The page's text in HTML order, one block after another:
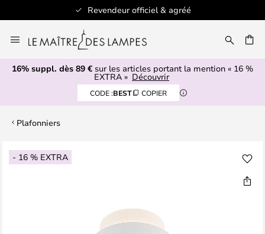
Revendeur officiel & agréé
au
contenu
16% suppl. dès 89 € sur les articles portant la mention « 16 %
EXTRA » Découvrir
CODE :BEST COPIER
Plafonniers
- 16 % EXTRA
Skip
to